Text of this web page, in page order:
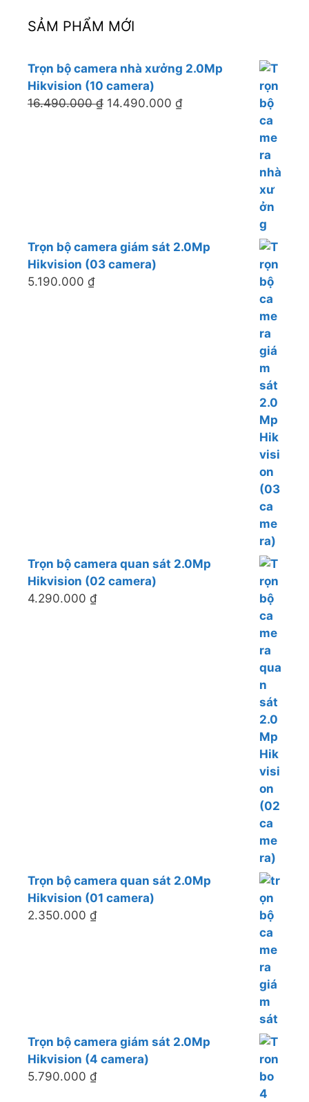
SẢM PHẨM MỚI
Trọn bộ camera nhà xưởng 2.0Mp
Hikvision (10 camera)
16.490.000₫ 14.490.000 ₫
Trọn bộ camera giám sát 2.0Mp
Hikvision (03 camera)
5.190.000 ₫
Trọn bộ camera quan sát 2.0Mp
Hikvision (02 camera)
4.290.000 ₫
Trọn bộ camera quan sát 2.0Mp
Hikvision (01 camera)
2.350.000 ₫
Trọn bộ camera giám sát 2.0Mp
Hikvision (4 camera)
5.790.000 ₫